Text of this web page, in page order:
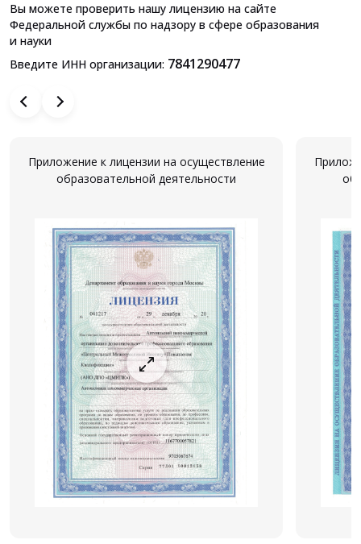
Вы можете проверить нашу лицензию на сайте
Федеральной службы по надзору в сфере образования
и науки
Введите ИНН организации: 7841290477
Приложение к лицензии на осуществление
образовательной деятельности